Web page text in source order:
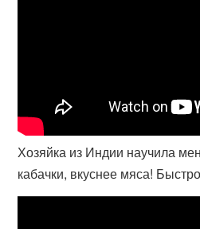
Хозяйка из Индии научила
кабачки, вкуснее мяса!